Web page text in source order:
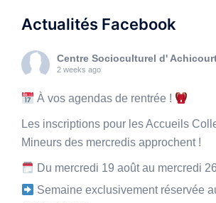
Actualités Facebook
Centre Socioculturel d'
2 weeks ago
À vos agendas de rentrée !
Les inscriptions pour les Accueils
Mineurs des mercredis approchent !
Du mercredi 19 août au mercredi
Semaine exclusivement réservée